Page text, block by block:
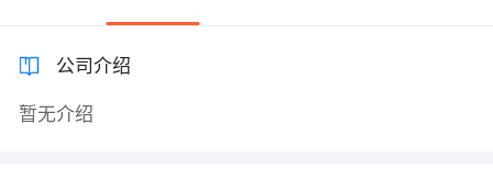
公司介绍
暂无介绍